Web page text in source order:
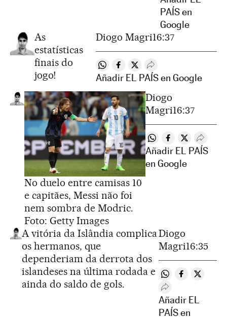
PAÍS en
Google
As
estatísticas
finais do
jogo!
Diogo Magri16:37
Compartir en Whatsapp
Compartir en Facebook
Compartir en Twitter
Desplegar Redes
Añadir EL PAÍS en Google
No duelo entre camisas 10
e capitães, Messi não foi
nem sombra de Modric.
Foto: Getty Images
Diogo
Magri16:37
Compartir en
Compartir en
Compartir
Añadir EL PAÍS
en Google
A vitória da Islândia complica
os hermanos, que
dependeriam da derrota dos
islandeses na última rodada e
ainda do saldo de gols.
Diogo
Magri16:35
Compartir en
Compartir
Desplegar Redes
Añadir EL
PAÍS en